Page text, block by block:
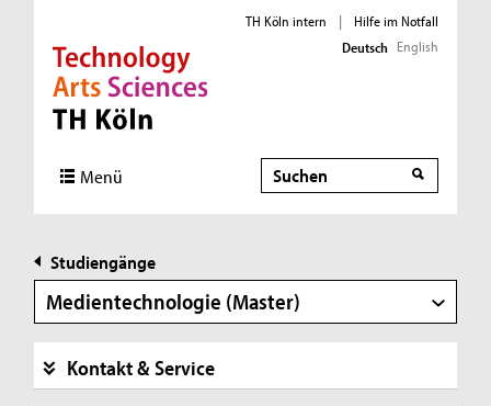
Direkt zur Hauptnavigation
Direkt zur Subnavigation
Direkt zum Inhalt
Direkt zum Fußbereich
TH Köln intern |
Hilfe im Notfall
Deutsch English
Menü Suche
Studiengänge
Medientechnologie (Master)
Kontakt & Service